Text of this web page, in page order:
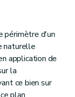
périmètre d'un
naturelle
application de
la
ce bien sur